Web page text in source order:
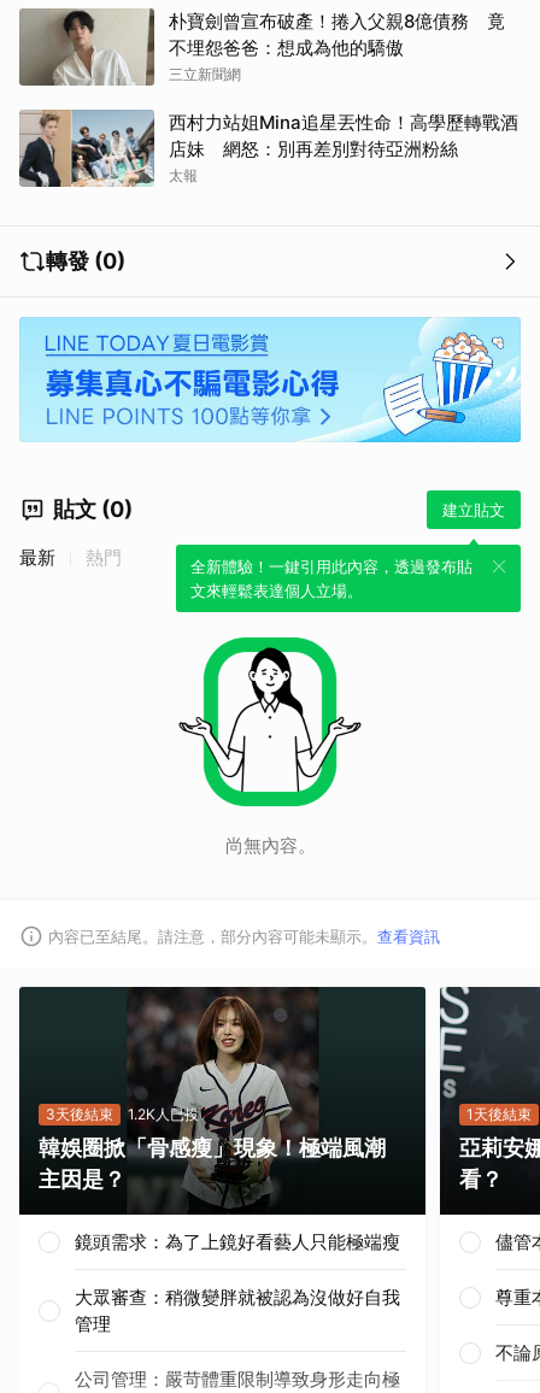
朴寶劍曾宣布破產！捲入父親8億債務 竟
不埋怨爸爸：想成為他的驕傲
三立新聞網
西村力站姐Mina追星丟性命！高學歷轉戰酒
店妹 網怒：別再差別對待亞洲粉絲
太報
轉發 (0)
貼文 (0) 建立貼文
全新體驗！一鍵引用此內容，透過發布貼
文來輕鬆表達個人立場。
最新 熱門
尚無內容。
內容已至結尾。請注意，部分內容可能未顯示。 查看資訊
3天後結束 1.2K人已投
韓娛圈掀「骨感瘦」現象！極端風潮
主因是？
鏡頭需求：為了上鏡好看藝人只能極端瘦
大眾審查：稍微變胖就被認為沒做好自我
管理
公司管理：嚴苛體重限制導致身形走向極
1天後結束
亞莉安
看？
儘管
尊重
不論